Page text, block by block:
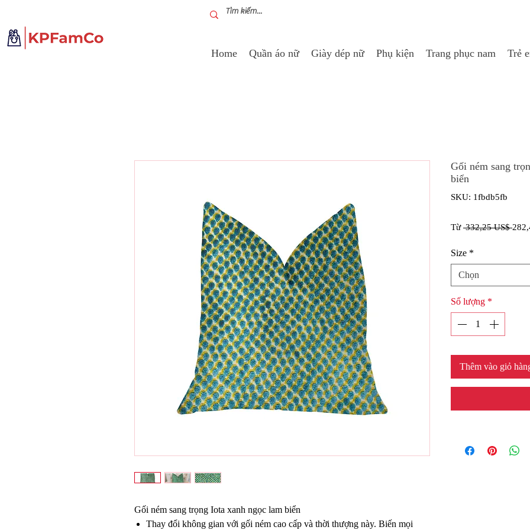
Home Quần áo nữ Giày dép nữ Phụ kiện Trang phục nam Trẻ
Gối ném sang trọng Iota xanh ngọc lam biển
Thay đổi không gian với gối ném cao cấp và thời thượng này. Biến mọi
Gối ném sang
biển
SKU: 1fbdb5fb
Từ 332,25 US$ Giá
Size *
Chọn
Số lượng *
Thêm vào giỏ